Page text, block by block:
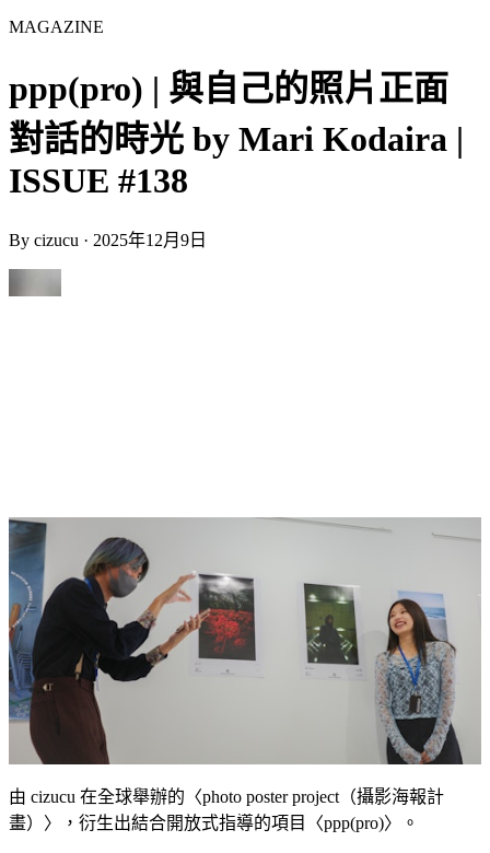
MAGAZINE
ppp(pro) | 與自己的照片正面
對話的時光 by Mari Kodaira |
ISSUE #138
By cizucu · 2025年12月9日
由 cizucu 在全球舉辦的〈photo poster project（攝影海報計
畫）〉，衍生出結合開放式指導的項目〈ppp(pro)〉。